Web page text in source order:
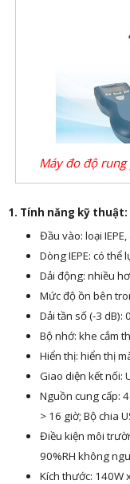
Máy đo độ rung
1. Tính năng kỹ thuật:
Đầu vào: loại
Dòng IEPE: có thể
Dải động: nhiều
Mức độ ồn bên
Dải tần số (-3 dB):
Bộ nhớ: khe cắm
Hiển thị: hiển thị
Giao diện kết nối:
Nguồn cung cấp:
> 16 giờ; Bộ chia
Điều kiện môi
90%RH không
Kích thước: 140W